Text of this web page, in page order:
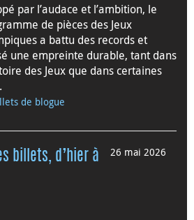
par l’audace et l’ambition, le
de pièces des Jeux
a battu des records et
une empreinte durable, tant dans
des Jeux que dans certaines
de blogue
26 mai 2026
billets, d’hier à